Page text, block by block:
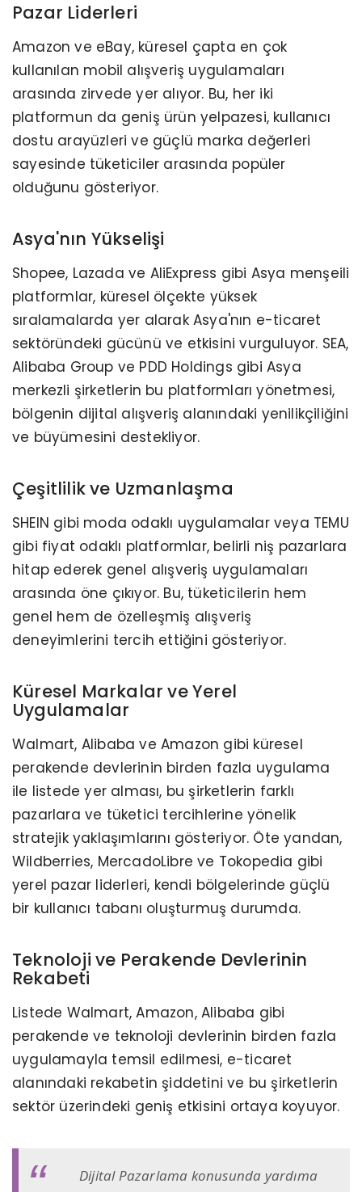
Pazar Liderleri
Amazon ve eBay, küresel çapta en çok
kullanılan mobil alışveriş uygulamaları
arasında zirvede yer alıyor. Bu, her iki
platformun da geniş ürün yelpazesi, kullanıcı
dostu arayüzleri ve güçlü marka değerleri
sayesinde tüketiciler arasında popüler
olduğunu gösteriyor.
Asya'nın Yükselişi
Shopee, Lazada ve AliExpress gibi Asya menşeili
platformlar, küresel ölçekte yüksek
sıralamalarda yer alarak Asya'nın e-ticaret
sektöründeki gücünü ve etkisini vurguluyor. SEA,
Alibaba Group ve PDD Holdings gibi Asya
merkezli şirketlerin bu platformları yönetmesi,
bölgenin dijital alışveriş alanındaki yenilikçiliğini
ve büyümesini destekliyor.
Çeşitlilik ve Uzmanlaşma
SHEIN gibi moda odaklı uygulamalar veya TEMU
gibi fiyat odaklı platformlar, belirli niş pazarlara
hitap ederek genel alışveriş uygulamaları
arasında öne çıkıyor. Bu, tüketicilerin hem
genel hem de özelleşmiş alışveriş
deneyimlerini tercih ettiğini gösteriyor.
Küresel Markalar ve Yerel
Uygulamalar
Walmart, Alibaba ve Amazon gibi küresel
perakende devlerinin birden fazla uygulama
ile listede yer alması, bu şirketlerin farklı
pazarlara ve tüketici tercihlerine yönelik
stratejik yaklaşımlarını gösteriyor. Öte yandan,
Wildberries, MercadoLibre ve Tokopedia gibi
yerel pazar liderleri, kendi bölgelerinde güçlü
bir kullanıcı tabanı oluşturmuş durumda.
Teknoloji ve Perakende Devlerinin
Rekabeti
Listede Walmart, Amazon, Alibaba gibi
perakende ve teknoloji devlerinin birden fazla
uygulamayla temsil edilmesi, e-ticaret
alanındaki rekabetin şiddetini ve bu şirketlerin
sektör üzerindeki geniş etkisini ortaya koyuyor.
Dijital Pazarlama konusunda yardıma